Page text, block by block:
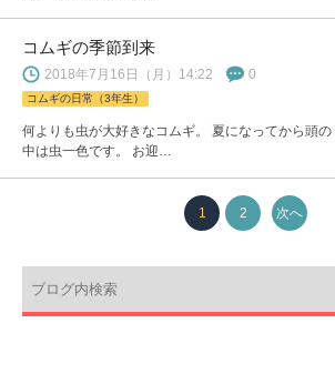
コムギの季節到来
2018年7月16日（月）14:22 0
コムギの日常（3年生）
何よりも虫が大好きなコムギ。 夏になってから頭の
中は虫一色です。 お迎…
1 2 次へ